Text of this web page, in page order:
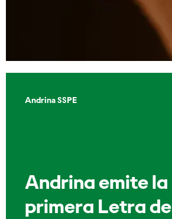
Andrina SSPE
Andrina emite la
primera Letra de